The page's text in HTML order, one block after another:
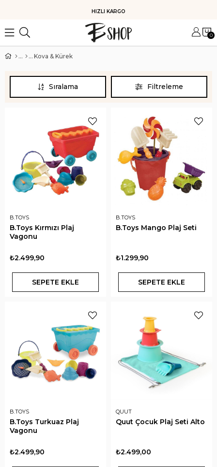
HIZLI KARGO
0
Kova & Kürek
Filtreleme
Sıralama
B.TOYS
B.Toys Kırmızı Plaj
Vagonu
₺2.499,90
SEPETE EKLE
B.TOYS
B.Toys Mango Plaj Seti
₺1.299,90
SEPETE EKLE
B.TOYS
B.Toys Turkuaz Plaj
Vagonu
₺2.499,90
QUUT
Quut Çocuk Plaj Seti Alto
₺2.499,00